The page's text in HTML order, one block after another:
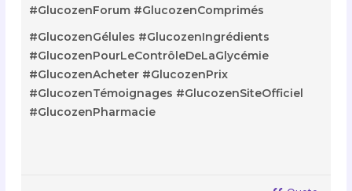
#GlucozenForum #GlucozenComprimés
#GlucozenGélules #GlucozenIngrédients
#GlucozenPourLeContrôleDeLaGlycémie
#GlucozenAcheter #GlucozenPrix
#GlucozenTémoignages #GlucozenSiteOfficiel
#GlucozenPharmacie